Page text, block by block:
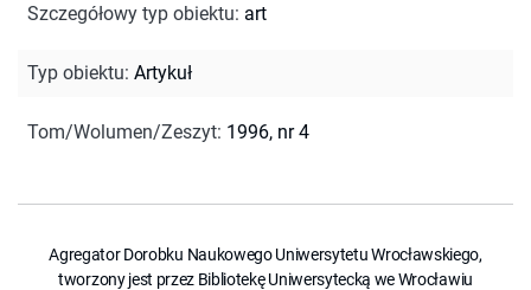
Szczegółowy typ obiektu: art
Typ obiektu: Artykuł
Tom/Wolumen/Zeszyt: 1996, nr 4
Agregator Dorobku Naukowego Uniwersytetu Wrocławskiego,
tworzony jest przez Bibliotekę Uniwersytecką we Wrocławiu